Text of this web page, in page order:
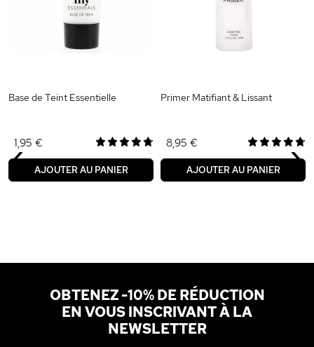
Base de Teint Essentielle
1,95 €
AJOUTER AU PANIER
Primer Matifiant & Lissant
8,95 €
AJOUTER AU PANIER
‹ ›
OBTENEZ -10% DE RÉDUCTION
EN VOUS INSCRIVANT À LA
NEWSLETTER